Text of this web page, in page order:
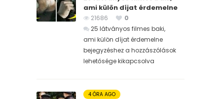
ami külön díjat érdemelne
21686
0
25 látványos filmes baki,
ami külön díjat érdemelne
bejegyzéshez a hozzászólások
lehetősége kikapcsolva
4 ÓRA AGO